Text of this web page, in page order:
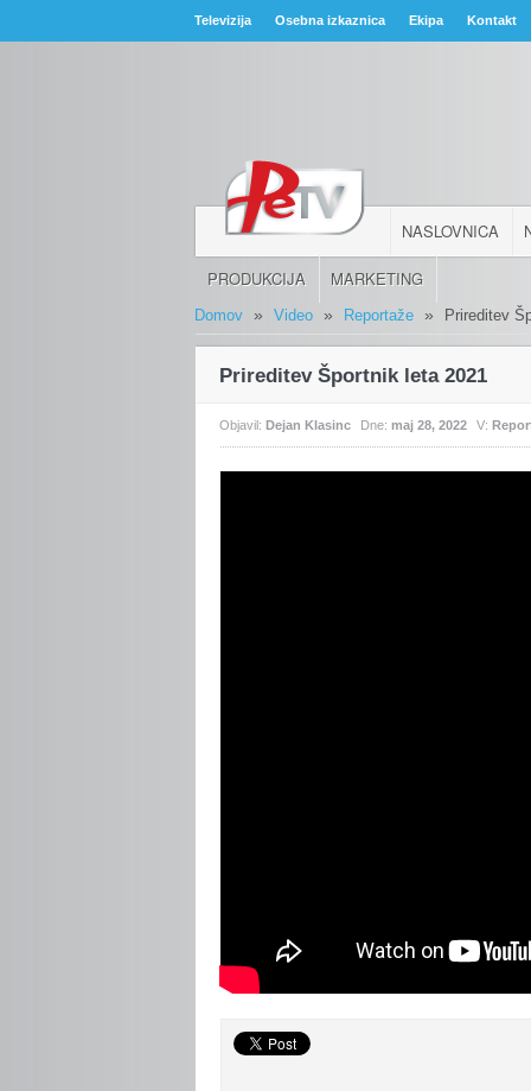
Televizija Osebna izkaznica Ekipa Kontakt
NASLOVNICA
PRODUKCIJA MARKETING
Domov » Video » Reportaže » Prireditev
Prireditev Športnik leta 2021
Objavil:Dejan Klasinc Dne:maj 28, 2022 V: